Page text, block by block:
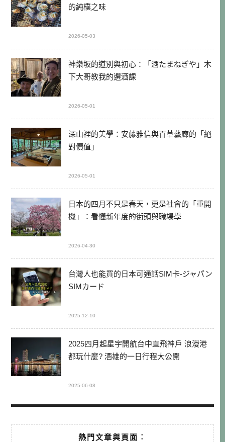
的純樸之味
2026-05-03
神樂坂的道別與初心：「酒たまねぎや」木
下大哥教我的選酒課
2026-05-01
深山裡的美學：安藤雅信與百草藝廊的「絕
對價值」
2026-05-01
日本的四月不只是春天，更是社會的「重開
機」：看懂新年度的街頭與職場學
2026-04-30
台灣人也能買的日本可通話SIM卡-ジャパン
SIMカード
2025-12-10
2025四月起星宇開航台中直飛神戶 浪漫港
都玩什麼? 酒雄的一日行程大公開
2025-06-08
熱門文章與頁面︰